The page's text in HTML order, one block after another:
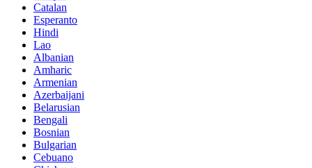
Catalan
Esperanto
Hindi
Lao
Albanian
Amharic
Armenian
Azerbaijani
Belarusian
Bengali
Bosnian
Bulgarian
Cebuano